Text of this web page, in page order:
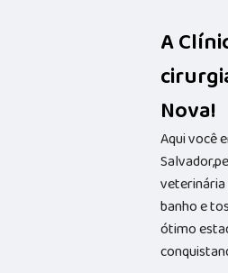
A
Nova!
Aqui você
veterinária
banho e
ótimo